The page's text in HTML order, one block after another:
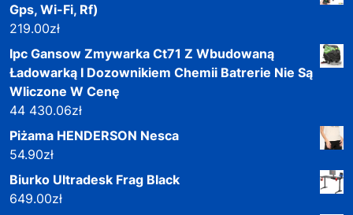
Gps, Wi-Fi, Rf)
219.00zł
Ipc Gansow Zmywarka Ct71 Z Wbudowaną
Ładowarką I Dozownikiem Chemii Batrerie Nie Są
Wliczone W Cenę
44 430.06zł
Piżama HENDERSON Nesca
54.90zł
Biurko Ultradesk Frag Black
649.00zł